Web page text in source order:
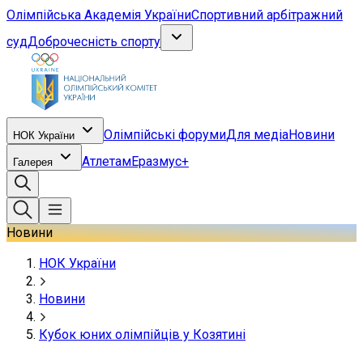
Олімпійська Академія УкраїниСпортивний арбітражний
судДоброчесність спорту
НОК України Олімпійські форумиДля медіаНовини
Галерея АтлетамЕразмус+
Новини
НОК України
Новини
Кубок юних олімпійців у Козятині